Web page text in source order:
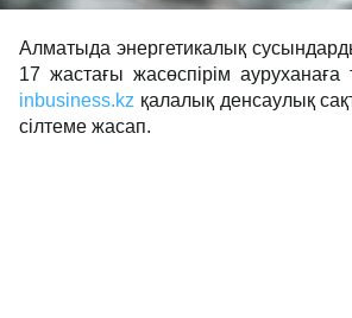
Алматыда энергетикалық
17 жастағы жасөспірім ауруханаға
inbusiness.kz қалалық денсаулық
сілтеме жасап.